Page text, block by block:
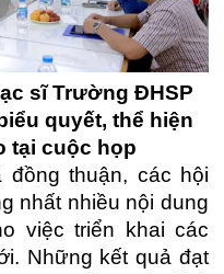
sĩ Trường ĐHSP
quyết, thể hiện
tại cuộc họp
thuận, các hội
nhất nhiều nội dung
việc triển khai các
Những kết quả đạt